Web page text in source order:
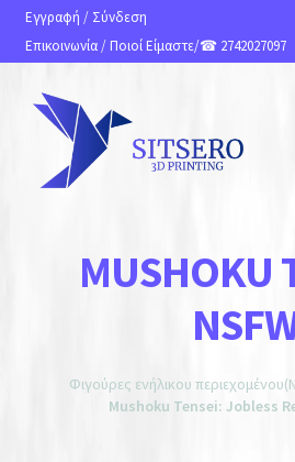
Εγγραφή / Σύνδεση
Επικοινωνία/ Ποιοί Είμαστε/☎ 2742027097
ΠΡΟΪΟΝΤΑ
Αναλώσιμα
MUSHOKU
Φιγούρες ενήλικου
Mushoku Tensei: Jobless